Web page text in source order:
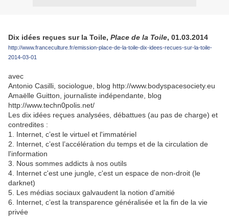
Dix idées reçues sur la Toile, Place de la Toile, 01.03.2014
http://www.franceculture.fr/emission-place-de-la-toile-dix-idees-recues-sur-la-toile-
2014-03-01
avec
Antonio Casilli, sociologue, blog http://www.bodyspacesociety.eu
Amaëlle Guitton, journaliste indépendante, blog
http://www.techn0polis.net/
Les dix idées reçues analysées, débattues (au pas de charge) et
contredites :
1. Internet, c’est le virtuel et l'immatériel
2. Internet, c’est l’accélération du temps et de la circulation de
l'information
3. Nous sommes addicts à nos outils
4. Internet c'est une jungle, c'est un espace de non-droit (le
darknet)
5. Les médias sociaux galvaudent la notion d'amitié
6. Internet, c’est la transparence généralisée et la fin de la vie
privée